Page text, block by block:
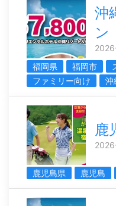
沖
ン
福岡県
福岡市
ファミリー向け
沖
鹿
鹿児島県 鹿児島